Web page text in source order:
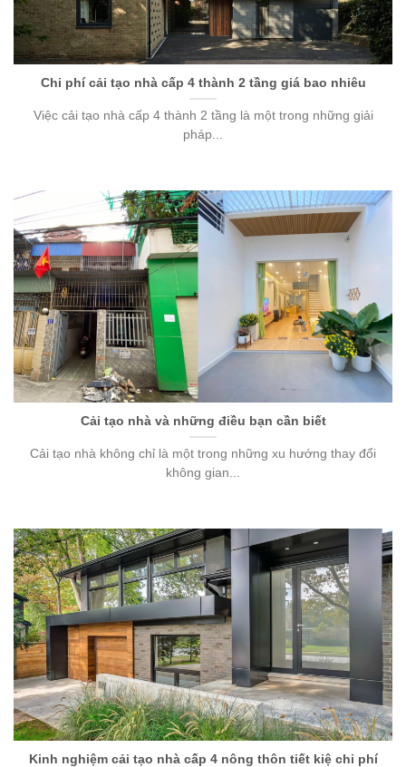
Chi phí cải tạo nhà cấp 4 thành 2 tầng giá bao nhiêu
Việc cải tạo nhà cấp 4 thành 2 tầng là một trong những giải
pháp...
Cải tạo nhà và những điều bạn cần biết
Cải tạo nhà không chỉ là một trong những xu hướng thay đổi
không gian...
Kinh nghiệm cải tạo nhà cấp 4 nông thôn tiết kiệ chi phí